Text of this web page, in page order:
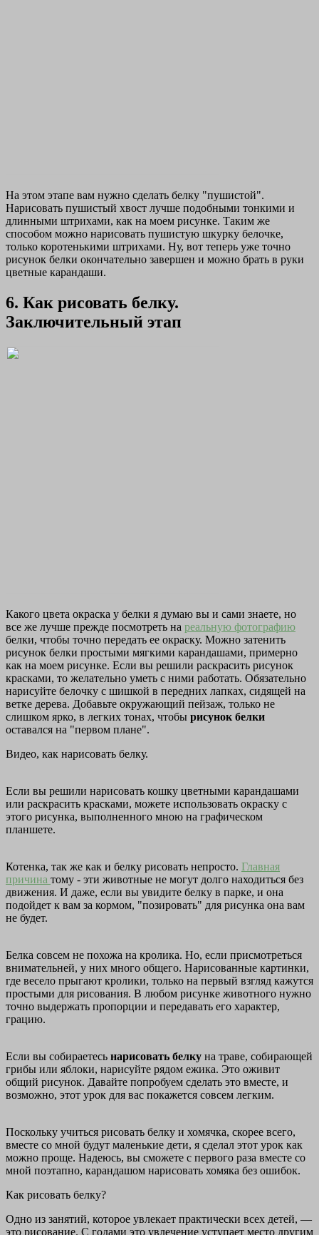
На этом этапе вам нужно сделать белку "пушистой".
Нарисовать пушистый хвост лучше подобными тонкими и
длинными штрихами, как на моем рисунке. Таким же
способом можно нарисовать пушистую шкурку белочке,
только коротенькими штрихами. Ну, вот теперь уже точно
рисунок белки окончательно завершен и можно брать в руки
цветные карандаши.
6. Как рисовать белку.
Заключительный этап
Какого цвета окраска у белки я думаю вы и сами знаете, но
все же лучше прежде посмотреть на реальную фотографию
белки, чтобы точно передать ее окраску. Можно затенить
рисунок белки простыми мягкими карандашами, примерно
как на моем рисунке. Если вы решили раскрасить рисунок
красками, то желательно уметь с ними работать. Обязательно
нарисуйте белочку с шишкой в передних лапках, сидящей на
ветке дерева. Добавьте окружающий пейзаж, только не
слишком ярко, в легких тонах, чтобы рисунок белки
оставался на "первом плане".
Видео, как нарисовать белку.
Если вы решили нарисовать кошку цветными карандашами
или раскрасить красками, можете использовать окраску с
этого рисунка, выполненного мною на графическом
планшете.
Котенка, так же как и белку рисовать непросто. Главная
причина тому - эти животные не могут долго находиться без
движения. И даже, если вы увидите белку в парке, и она
подойдет к вам за кормом, "позировать" для рисунка она вам
не будет.
Белка совсем не похожа на кролика. Но, если присмотреться
внимательней, у них много общего. Нарисованные картинки,
где весело прыгают кролики, только на первый взгляд кажутся
простыми для рисования. В любом рисунке животного нужно
точно выдержать пропорции и передавать его характер,
грацию.
Если вы собираетесь нарисовать белку на траве, собирающей
грибы или яблоки, нарисуйте рядом ежика. Это оживит
общий рисунок. Давайте попробуем сделать это вместе, и
возможно, этот урок для вас покажется совсем легким.
Поскольку учиться рисовать белку и хомячка, скорее всего,
вместе со мной будут маленькие дети, я сделал этот урок как
можно проще. Надеюсь, вы сможете с первого раза вместе со
мной поэтапно, карандашом нарисовать хомяка без ошибок.
Как рисовать белку?
Одно из занятий, которое увлекает практически всех детей, —
это рисование. С годами это увлечение уступает место другим